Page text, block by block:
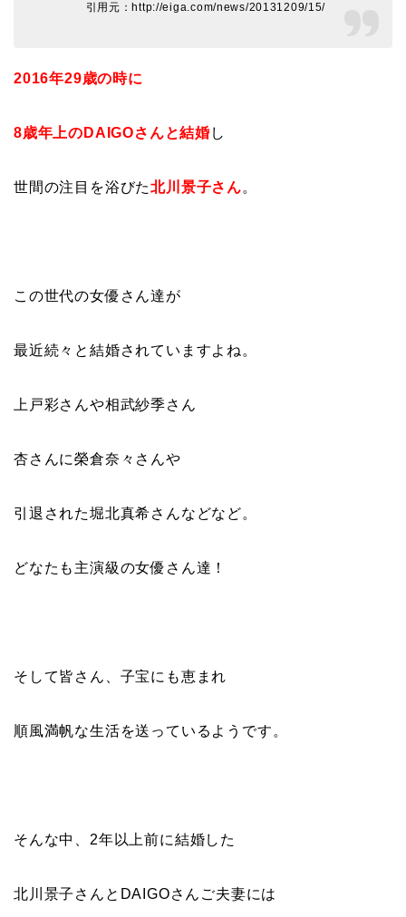
引用元：http://eiga.com/news/20131209/15/
2016年29歳の時に
8歳年上のDAIGOさんと結婚 し
世間の注目を浴びた北川景子さん。
この世代の女優さん達が
最近続々と結婚されていますよね。
上戸彩さんや相武紗季さん
杏さんに榮倉奈々さんや
引退された堀北真希さんなどなど。
どなたも主演級の女優さん達！
そして皆さん、子宝にも恵まれ
順風満帆な生活を送っているようです。
そんな中、2年以上前に結婚した
北川景子さんとDAIGOさんご夫妻には